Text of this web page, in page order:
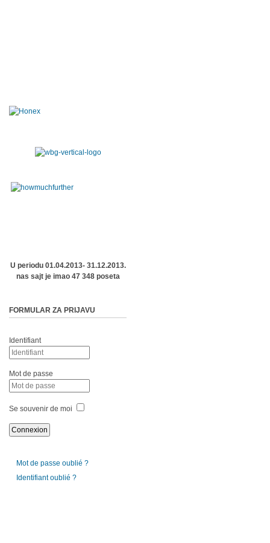
U periodu 01.04.2013- 31.12.2013.
nas sajt je imao 47 348 poseta
FORMULAR ZA PRIJAVU
Identifiant
Mot de passe
Se souvenir de moi
Mot de passe oublié ?
Identifiant oublié ?